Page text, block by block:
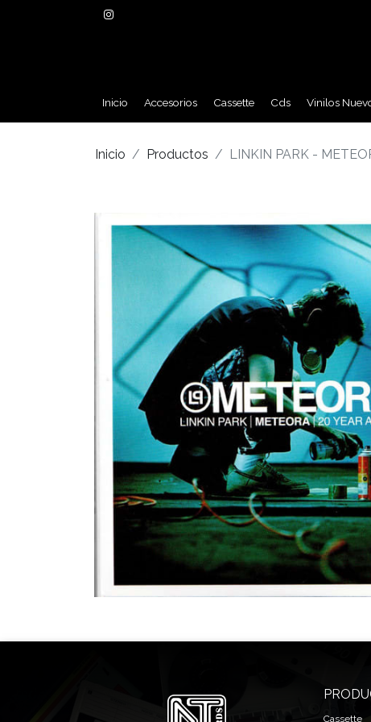
Inicio Accesorios Cassette Cds Vinilos
Inicio Productos LINKIN PARK -
Cassette